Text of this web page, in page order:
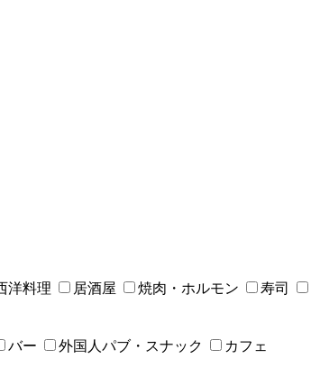
洋料理 居酒屋 焼肉・ホルモン 寿司
バー 外国人パブ・スナック
カフェ